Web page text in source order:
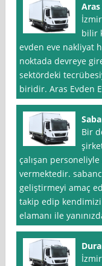
bilir
evden eve nakliyat
noktada devreye
sektördeki
biridir. Aras Evden
Bir
çalışan
vermektedir.
geliştirmeyi amaç
takip edip kendimizi
elamanı ile